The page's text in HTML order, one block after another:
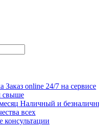
Заказ online 24/7 на сервисе
свыше
Наличный и
всех
консультации